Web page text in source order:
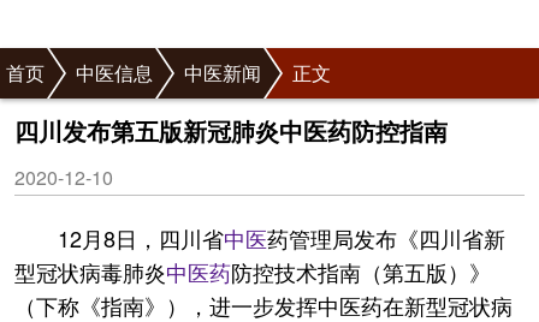
首页 中医信息 中医新闻 正文
四川发布第五版新冠肺炎中医药防控指南
2020-12-10
12月8日，四川省中医药管理局发布《四川省新
型冠状病毒肺炎中医药防控技术指南（第五版）》
（下称《指南》），进一步发挥中医药在新型冠状病